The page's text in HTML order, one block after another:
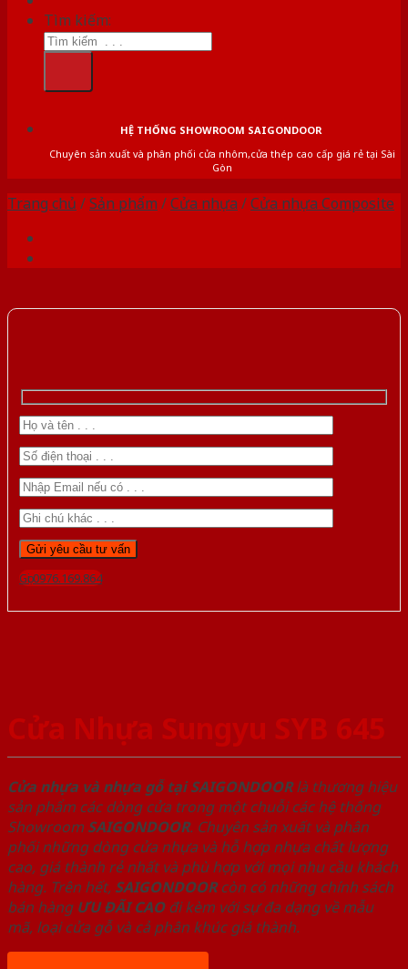
Tìm kiếm:
HỆ THỐNG SHOWROOM SAIGONDOOR
Chuyên sản xuất và phân phối cửa nhôm,cửa thép cao cấp giá rẻ tại Sài
Gòn
Trang chủ /Sản phẩm /Cửa nhựa /Cửa nhựa Composite
Gọi 0976.169.864
Cửa Nhựa Sungyu SYB 645
Cửa nhựa và nhựa gỗ tại SAIGONDOORlà thương hiệu
sản phẩm các dòng cửa trong một chuỗi các hệ thống
Showroom SAIGONDOOR. Chuyên sản xuất và phân
phối những dòng cửa nhựa và hỗ hợp nhựa chất lượng
cao, giá thành rẻ nhất và phù hợp với mọi nhu cầu khách
hàng. Trên hết, SAIGONDOORcòn có những chính sách
bán hàng ƯU ĐÃI CAOđi kèm với sự đa dạng về mẫu
mã, loại cửa gỗ và cả phân khúc giá thành.